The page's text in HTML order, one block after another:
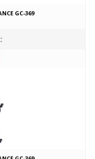
GC-369